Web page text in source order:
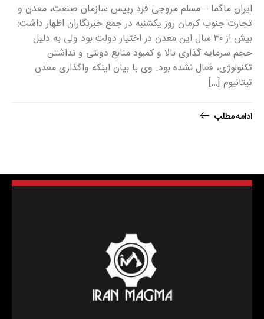
ایران ماگما – مسلم مروجی فرد رییس سازمان صنعت، معدن و
تجارت جنوب کرمان روز یکشنبه در جمع خبرنگاران اظهار داشت:
بیش از ۳۰ سال این معدن در اختیار دولت بود ولی به دلیل
حجم سرمایه گذاری بالا و کمبود منابع دولتی و نداشتن
تکنولوژی، فعال نشده بود. وی با بیان اینکه واگذاری معدن
تیتانیوم […]
ادامه مطلب